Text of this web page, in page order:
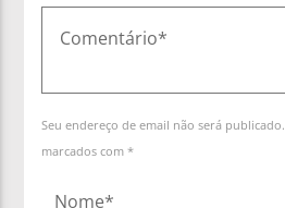
Seu endereço de email não será
marcados com *